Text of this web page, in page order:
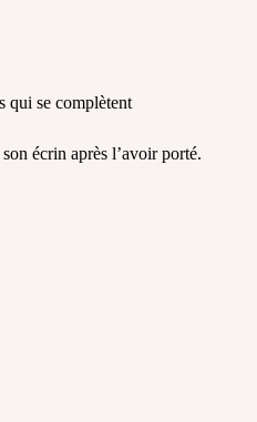
qui se complètent
écrin après l’avoir porté.